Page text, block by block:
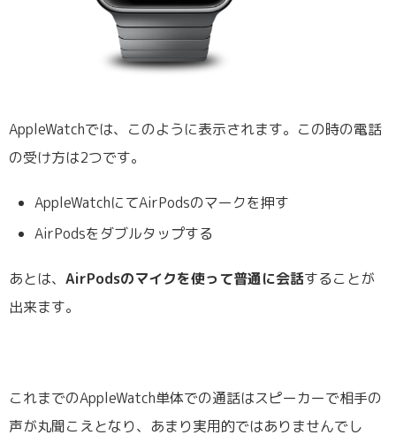
AppleWatchでは、このように表示されます。この時の電話
の受け方は2つです。
AppleWatchにてAirPodsのマークを押す
AirPodsをダブルタップする
あとは、 AirPodsのマイクを使って普通に会話することが
出来ます。
これまでのAppleWatch単体での通話はスピーカーで相手の
声が丸聞こえとなり、あまり実用的ではありませんでし